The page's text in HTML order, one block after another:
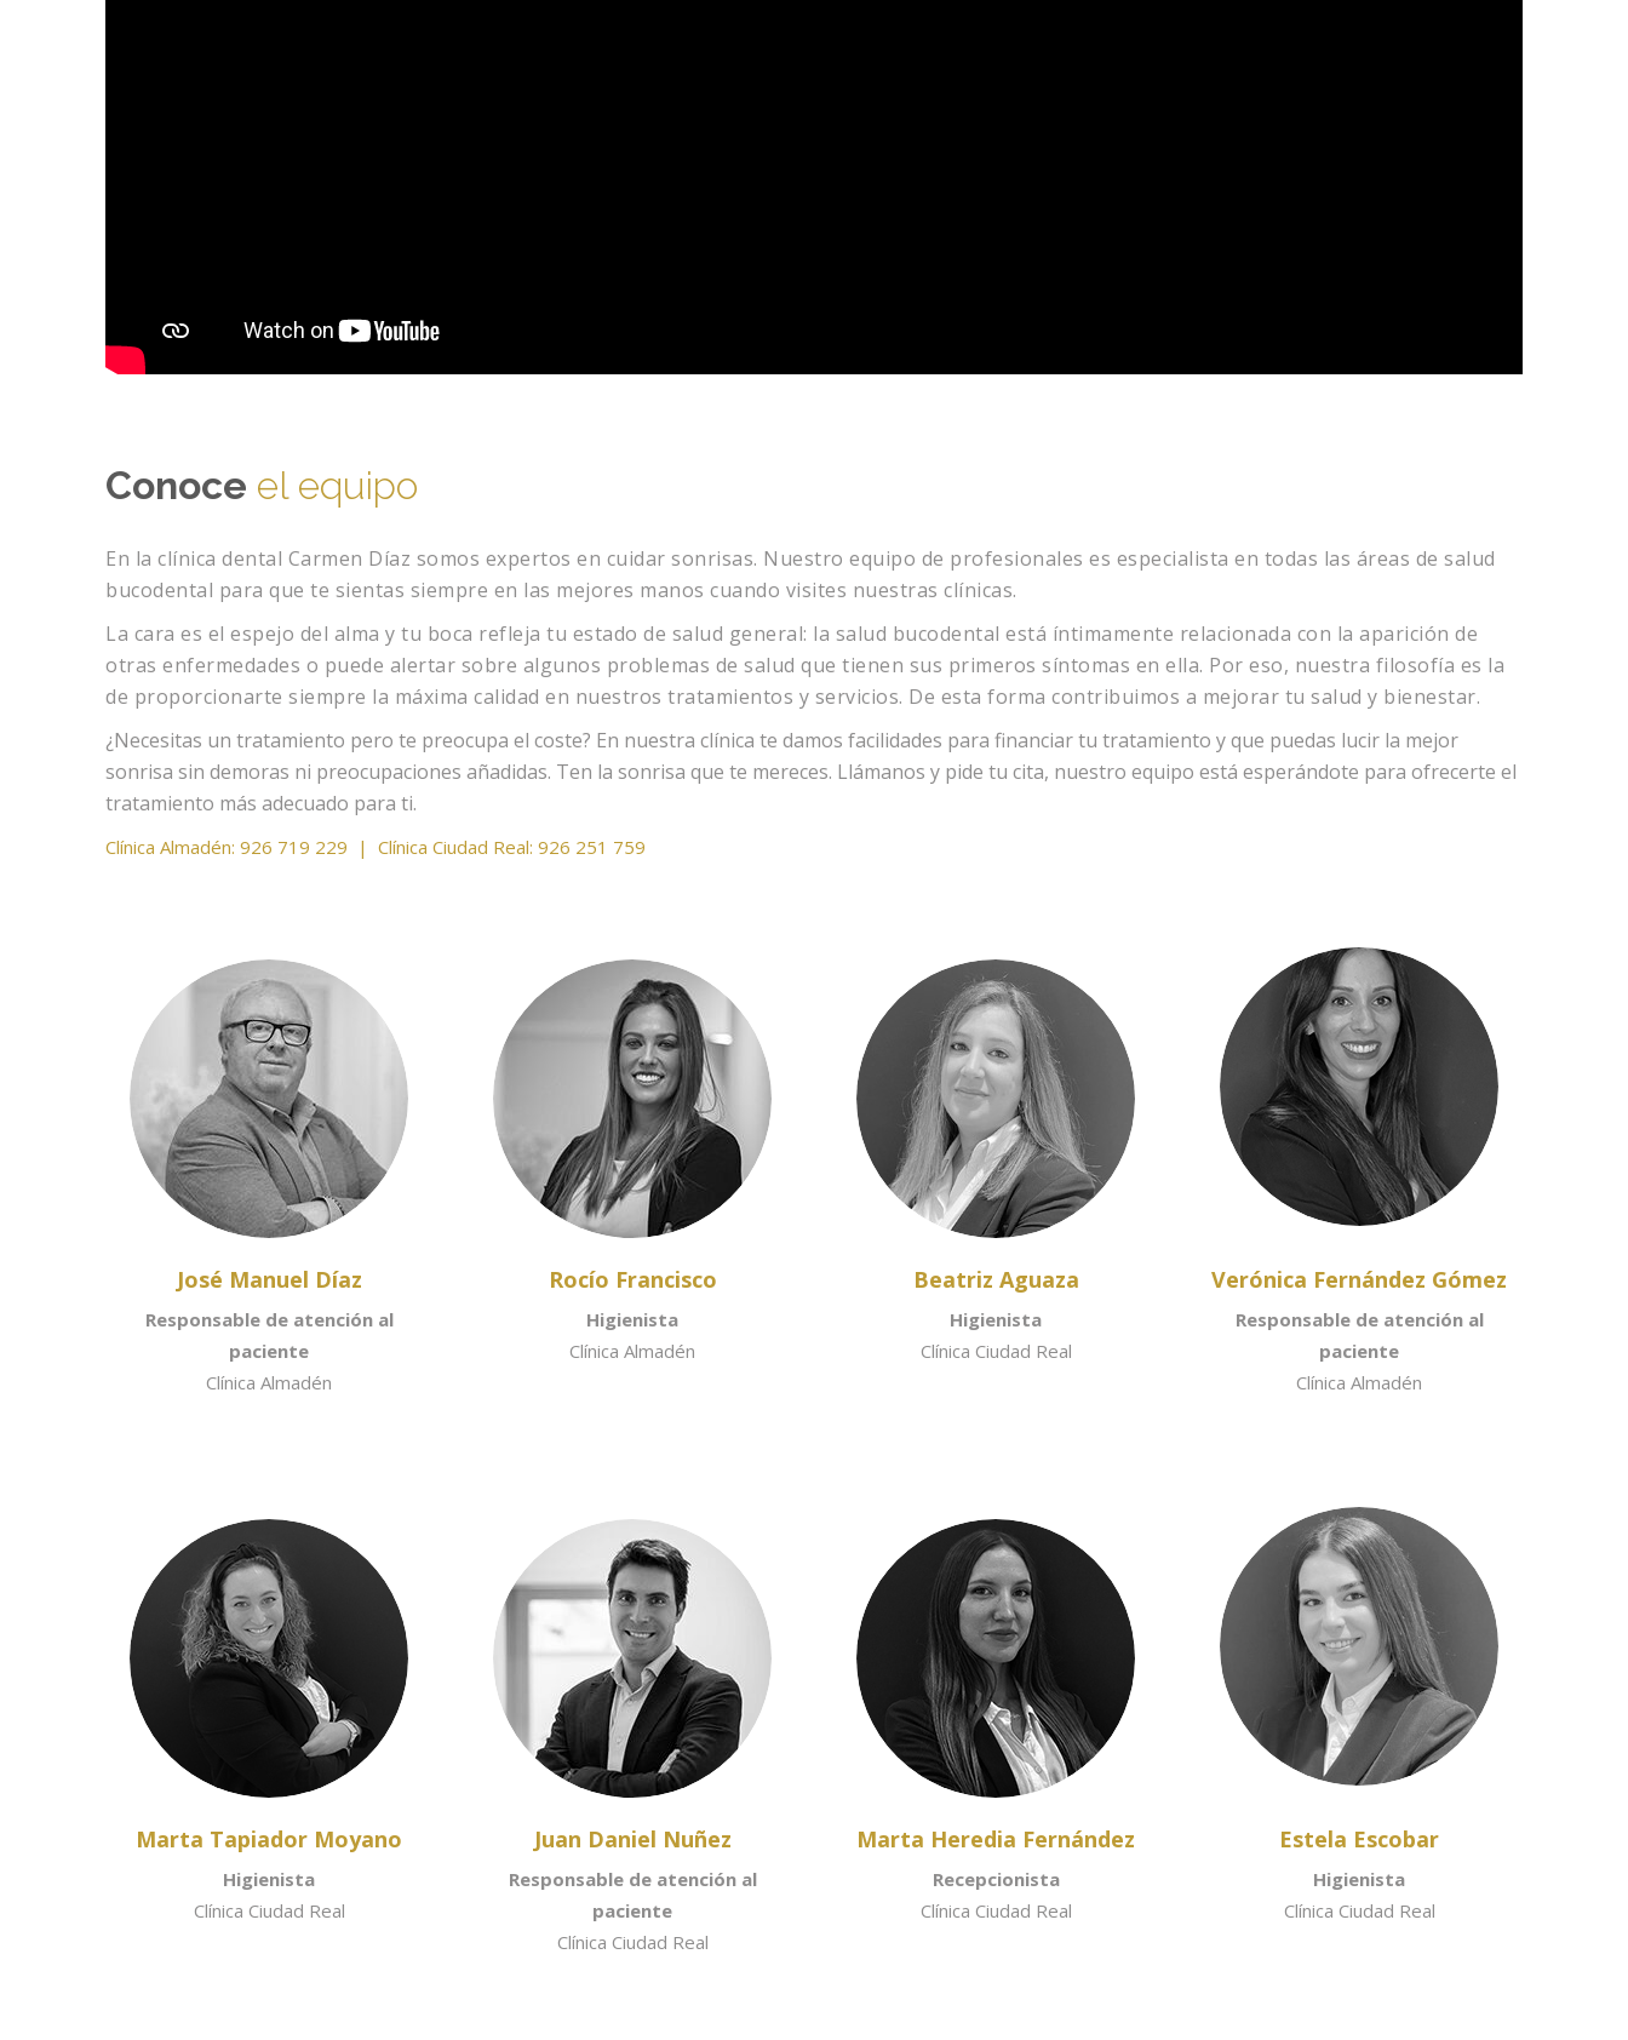
Conoce el equipo
En la clínica dental Carmen Díaz somos expertos en cuidar sonrisas. Nuestro equipo de profesionales es especialista en todas las áreas de salud
bucodental para que te sientas siempre en las mejores manos cuando visites nuestras clínicas.
La cara es el espejo del alma y tu boca refleja tu estado de salud general: la salud bucodental está íntimamente relacionada con la aparición de
otras enfermedades o puede alertar sobre algunos problemas de salud que tienen sus primeros síntomas en ella. Por eso, nuestra filosofía es la
de proporcionarte siempre la máxima calidad en nuestros tratamientos y servicios. De esta forma contribuimos a mejorar tu salud y bienestar.
¿Necesitas un tratamiento pero te preocupa el coste? En nuestra clínica te damos facilidades para financiar tu tratamiento y que puedas lucir la mejor
sonrisa sin demoras ni preocupaciones añadidas. Ten la sonrisa que te mereces. Llámanos y pide tu cita, nuestro equipo está esperándote para ofrecerte el
tratamiento más adecuado para ti.
Clínica Almadén: 926 719 229 | Clínica Ciudad Real: 926 251 759
José Manuel Díaz
Responsable de atención al
paciente
Clínica Almadén
Rocío Francisco
Higienista
Clínica Almadén
Beatriz Aguaza
Higienista
Clínica Ciudad Real
Verónica Fernández Gómez
Responsable de atención al
paciente
Clínica Almadén
Marta Tapiador Moyano
Higienista
Clínica Ciudad Real
Juan Daniel Nuñez
Responsable de atención al
paciente
Clínica Ciudad Real
Marta Heredia Fernández
Recepcionista
Clínica Ciudad Real
Estela Escobar
Higienista
Clínica Ciudad Real